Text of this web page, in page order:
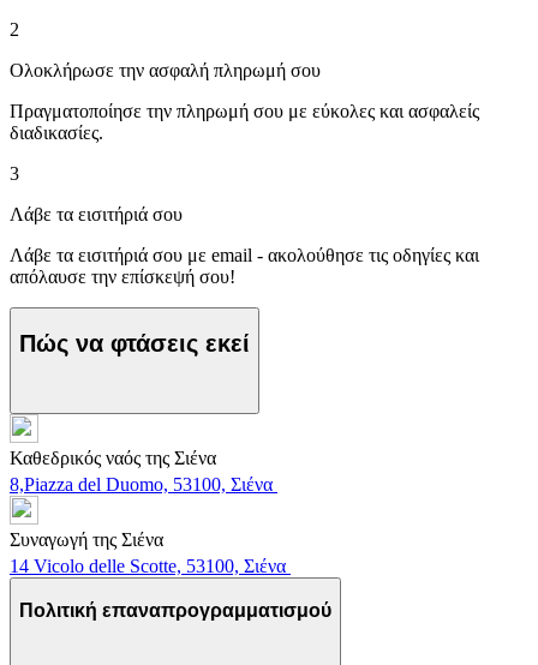
2
Ολοκλήρωσε την ασφαλή πληρωμή σου
Πραγματοποίησε την πληρωμή σου με εύκολες και ασφαλείς
διαδικασίες.
3
Λάβε τα εισιτήριά σου
Λάβε τα εισιτήριά σου με email - ακολούθησε τις οδηγίες και
απόλαυσε την επίσκεψή σου!
Πώς να φτάσεις εκεί
Καθεδρικός ναός της Σιένα
8,Piazza del Duomo, 53100, Σιένα
Συναγωγή της Σιένα
14 Vicolo delle Scotte, 53100, Σιένα
Πολιτική επαναπρογραμματισμού